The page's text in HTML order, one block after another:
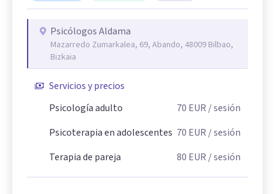
Psicólogos Aldama
Mazarredo Zumarkalea, 69, Abando, 48009 Bilbao,
Bizkaia
Servicios y precios
Psicología adulto
70 EUR / sesión
Psicoterapia en adolescentes 70 EUR / sesión
Terapia de pareja
80 EUR / sesión